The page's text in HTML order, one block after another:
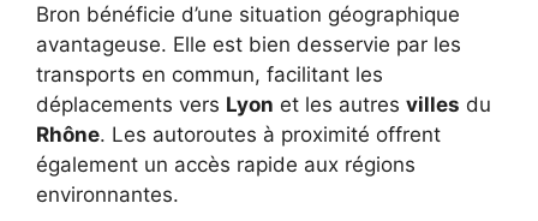
Bron bénéficie d’une situation géographique
avantageuse. Elle est bien desservie par les
transports en commun, facilitant les
déplacements vers Lyon et les autres villes du
Rhône. Les autoroutes à proximité offrent
également un accès rapide aux régions
environnantes.